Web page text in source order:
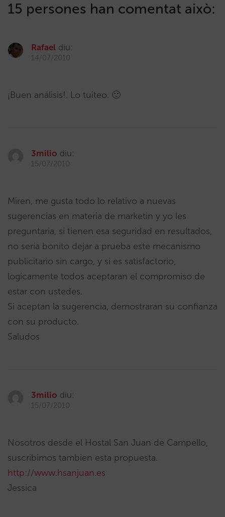
15 persones han comentat això:
Rafael diu:
14/07/2010
¡Buen análisis!. Lo tuiteo. 🙂
3milio diu:
15/07/2010
Miren, me gusta todo lo relativo a nuevas
sugerencias en materia de marketin y yo les
preguntaria, si tienen esa seguridad en resultados,
no sería bonito dejar a prueba este mecanismo
publicitario sin cargo, y si es satisfactorio,
logicamente todos aceptaran el compromiso de
estar con ustedes.
Si aceptan la sugerencia, demostraran su confianza
con su producto.
Saludos
3milio diu:
15/07/2010
Nosotros desde el Hostal San Juan de Campello,
suscribimos tambien esta propuesta.
http://www.hsanjuan.es
Jessica